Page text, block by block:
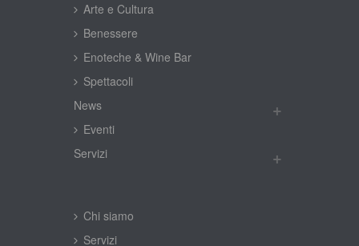
Arte e Cultura
Benessere
Enoteche & Wine Bar
Spettacoli
New
Eventi
Servizi
Chi siamo
Servizi